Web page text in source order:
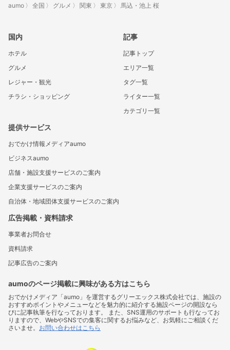
aumo
全国 グルメ 関東 東京 馬込・池上 桜
国内
ホテル
グルメ
レジャー・観光
チラシ・ショッピング
記事
記事トップ
エリア一覧
タグ一覧
ライター一覧
カテゴリ一覧
提供サービス
おでかけ情報メディアaumo
ビジネスaumo
店舗・施設支援サービスのご案内
企業支援サービスのご案内
自治体・地域団体支援サービスのご案内
広告掲載・資料請求
事業者お問合せ
資料請求
記事広告のご案内
aumoのページ掲載に興味がある方はこちら
おでかけメディア「aumo」を運営するグリーエックス株式会社では、施設の
おすすめポイントやメニューなどを魅力的に紹介する施設ページの開設なら
びに記事執筆を行なっております。 また、SNS運用のサポートも行なってお
りますので、WebやSNSでの集客に関するお悩みなど、お気軽にご相談くだ
さいませ。 お問い合わせはこちら